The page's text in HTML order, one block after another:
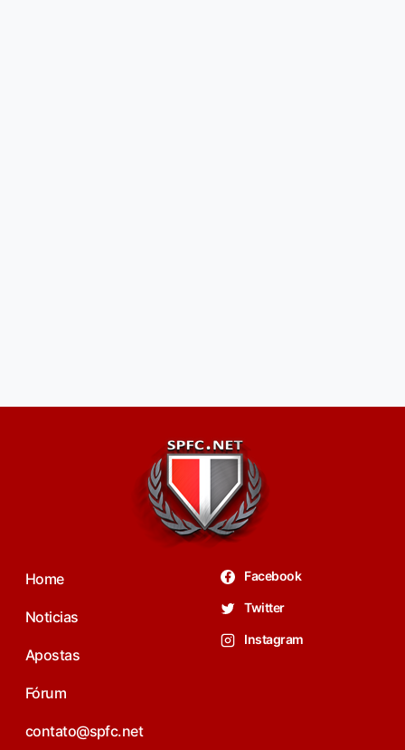
Home
Noticias
Apostas
Fórum
contato@spfc.net
Facebook
Twitter
Instagram